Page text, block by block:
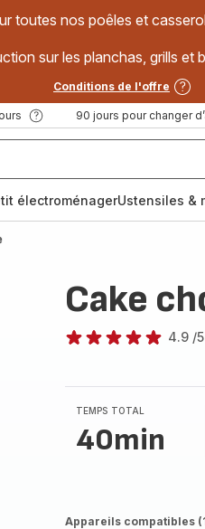
toutes nos poêles et
sur les planchas, grills et
Conditions de l'offre
90 jours pour changer
électroménagerUstensiles &
Cake
4.9 /5
TEMPS TOTAL
40min
Appareils compatibles